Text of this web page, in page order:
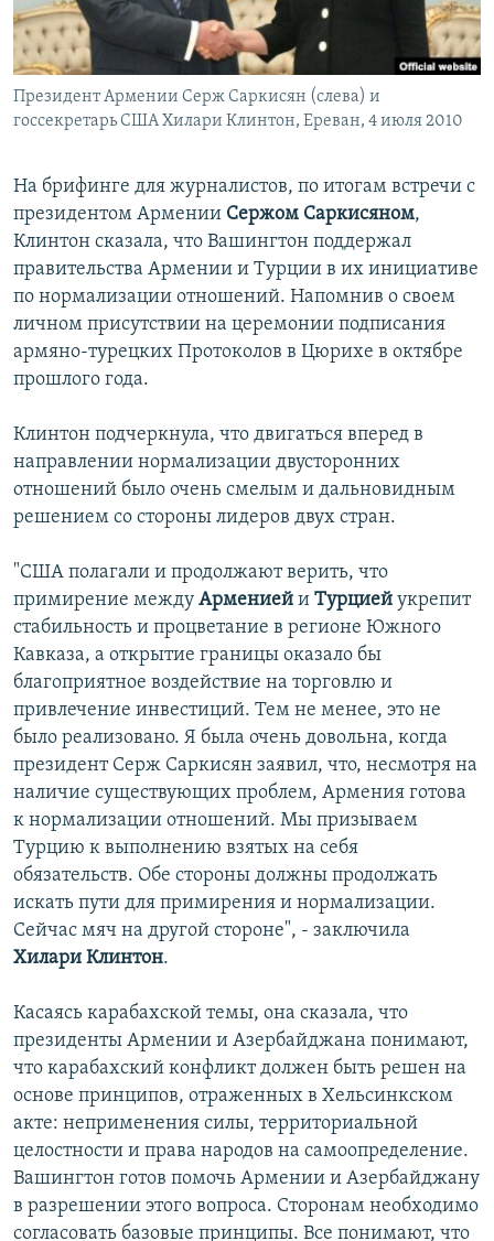
İNFOQRAFIKA
KARIKATURA
AZƏRBAYCAN ƏDƏBIYYATI KITABXANASI
İSLAM VƏ DEMOKRATIYA
İZ - MƏDƏNIYYƏT PROQRAMI
MISSIYAMIZ
PEŞƏ ETIKASI VƏ JURNALISTIKA STANDARTLARIMIZ
MATERIALLARIMIZDAN ISTIFADƏ
BIZIMLƏ ƏLAQƏ
XƏBƏR BÜLLETENLƏRIMIZ
BIZI IZLƏ
Президент Армении Серж Саркисян (слева) и
госсекретарь США Хилари Клинтон, Ереван, 4 июля 2010
На брифинге для журналистов, по итогам встречи с
президентом Армении Сержом Саркисяном,
Клинтон сказала, что Вашингтон поддержал
правительства Армении и Турции в их инициативе
по нормализации отношений. Напомнив о своем
личном присутствии на церемонии подписания
армяно-турецких Протоколов в Цюрихе в октябре
прошлого года.
Клинтон подчеркнула, что двигаться вперед в
направлении нормализации двусторонних
отношений было очень смелым и дальновидным
решением со стороны лидеров двух стран.
"США полагали и продолжают верить, что
примирение между Арменией и Турцией укрепит
стабильность и процветание в регионе Южного
Кавказа, а открытие границы оказало бы
благоприятное воздействие на торговлю и
привлечение инвестиций. Тем не менее, это не
было реализовано. Я была очень довольна, когда
президент Серж Саркисян заявил, что, несмотря на
наличие существующих проблем, Армения готова
к нормализации отношений. Мы призываем
Турцию к выполнению взятых на себя
обязательств. Обе стороны должны продолжать
искать пути для примирения и нормализации.
Сейчас мяч на другой стороне", - заключила
Хилари Клинтон.
Касаясь карабахской темы, она сказала, что
президенты Армении и Азербайджана понимают,
что карабахский конфликт должен быть решен на
основе принципов, отраженных в Хельсинкском
акте: неприменения силы, территориальной
целостности и права народов на самоопределение.
Вашингтон готов помочь Армении и Азербайджану
в разрешении этого вопроса. Сторонам необходимо
согласовать базовые принципы. Все понимают, что